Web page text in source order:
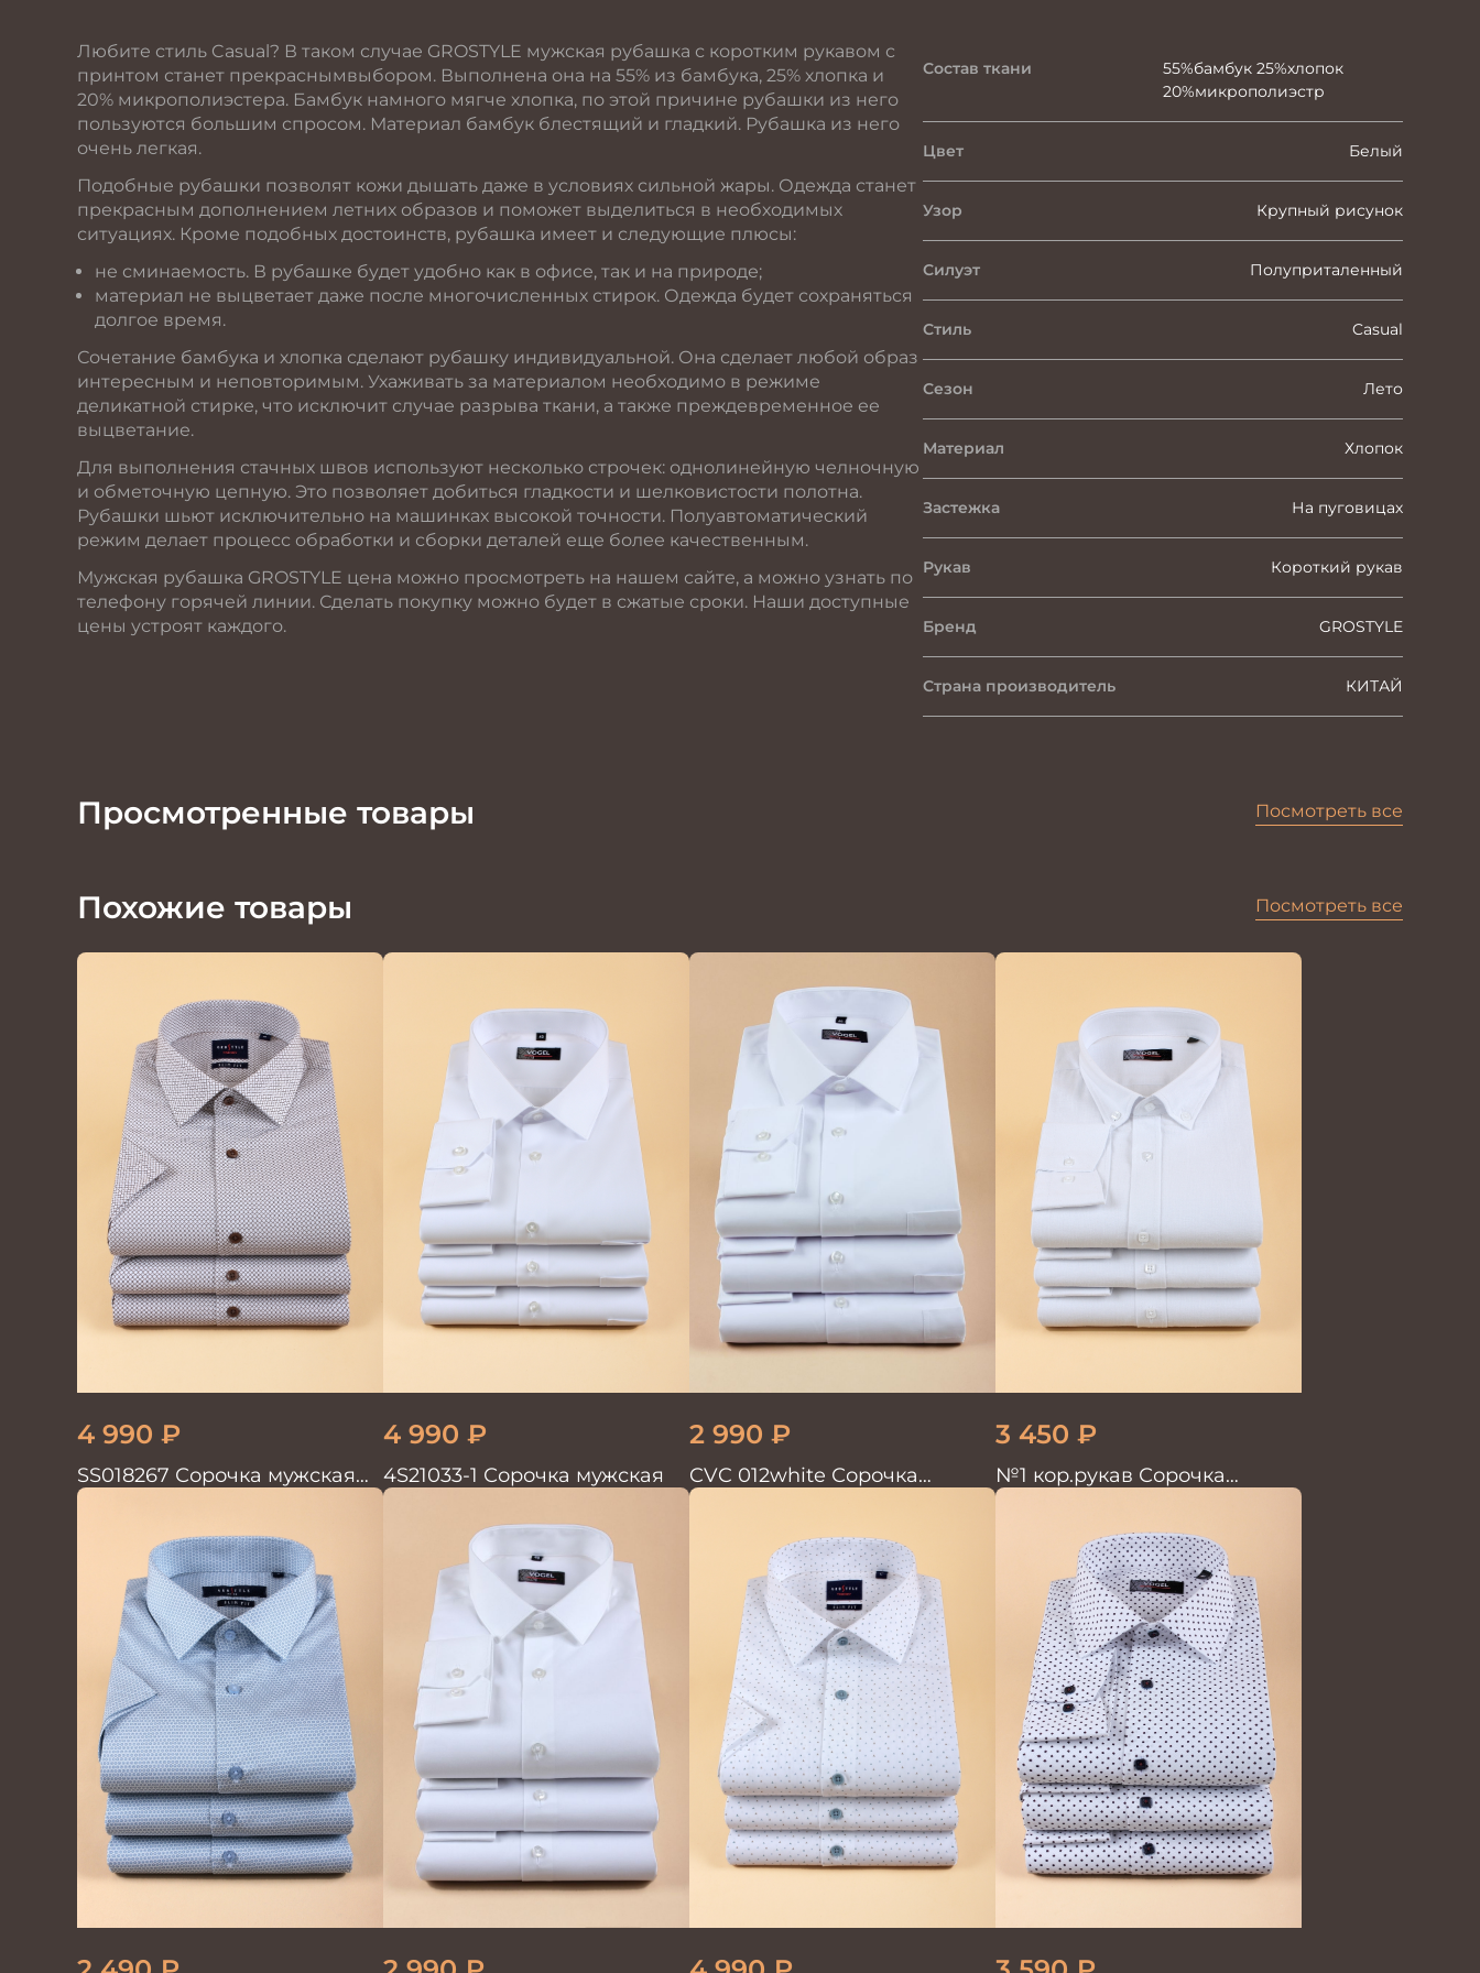
Любите стиль Casual? В таком случае GROSTYLE мужская рубашка с коротким рукавом с
принтом станет прекраснымвыбором. Выполнена она на 55% из бамбука, 25% хлопка и
20% микрополиэстера. Бамбук намного мягче хлопка, по этой причине рубашки из него
пользуются большим спросом. Материал бамбук блестящий и гладкий. Рубашка из него
очень легкая.
Подобные рубашки позволят кожи дышать даже в условиях сильной жары. Одежда станет
прекрасным дополнением летних образов и поможет выделиться в необходимых
ситуациях. Кроме подобных достоинств, рубашка имеет и следующие плюсы:
не сминаемость. В рубашке будет удобно как в офисе, так и на природе;
материал не выцветает даже после многочисленных стирок. Одежда будет сохраняться
долгое время.
Сочетание бамбука и хлопка сделают рубашку индивидуальной. Она сделает любой образ
интересным и неповторимым. Ухаживать за материалом необходимо в режиме
деликатной стирке, что исключит случае разрыва ткани, а также преждевременное ее
выцветание.
Для выполнения стачных швов используют несколько строчек: однолинейную челночную
и обметочную цепную. Это позволяет добиться гладкости и шелковистости полотна.
Рубашки шьют исключительно на машинках высокой точности. Полуавтоматический
режим делает процесс обработки и сборки деталей еще более качественным.
Мужская рубашка GROSTYLE цена можно просмотреть на нашем сайте, а можно узнать по
телефону горячей линии. Сделать покупку можно будет в сжатые сроки. Наши доступные
цены устроят каждого.
Состав ткани
55%бамбук 25%хлопок
20%микрополиэстр
Цвет Белый
Узор Крупный рисунок
Силуэт Полуприталенный
Стиль Casual
Сезон Лето
Материал Хлопок
Застежка На пуговицах
Рукав Короткий рукав
Бренд GROSTYLE
Страна производитель КИТАЙ
Просмотренные товары Посмотреть все
Похожие товары Посмотреть все
4 990 ₽
SS018267 Сорочка мужская
кор.рукав GROSTYLE TRENDY
4 990 ₽
4S21033-1 Сорочка мужская
2 990 ₽
CVC 012white Сорочка
мужская
3 450 ₽
№1 кор.рукав Сорочка
мужская